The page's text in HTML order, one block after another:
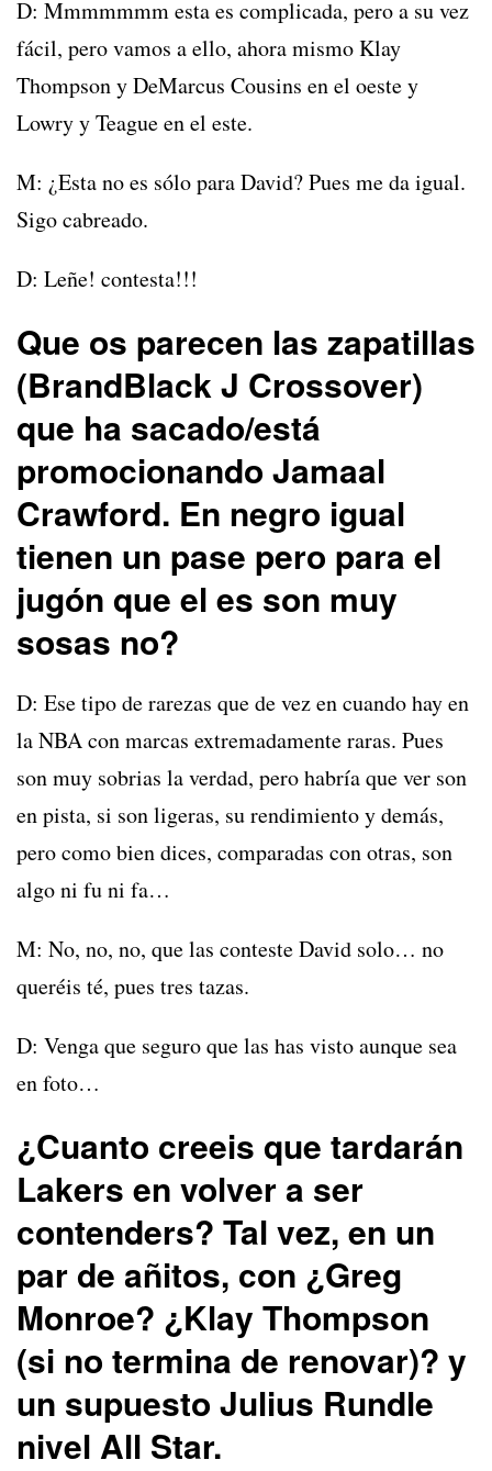
D: Mmmmmmm esta es complicada, pero a su vez
fácil, pero vamos a ello, ahora mismo Klay
Thompson y DeMarcus Cousins en el oeste y
Lowry y Teague en el este.
M: ¿Esta no es sólo para David? Pues me da igual.
Sigo cabreado.
D: Leñe! contesta!!!
Que os parecen las zapatillas
(BrandBlack J Crossover)
que ha sacado/está
promocionando Jamaal
Crawford. En negro igual
tienen un pase pero para el
jugón que el es son muy
sosas no?
D: Ese tipo de rarezas que de vez en cuando hay en
la NBA con marcas extremadamente raras. Pues
son muy sobrias la verdad, pero habría que ver son
en pista, si son ligeras, su rendimiento y demás,
pero como bien dices, comparadas con otras, son
algo ni fu ni fa…
M: No, no, no, que las conteste David solo… no
queréis té, pues tres tazas.
D: Venga que seguro que las has visto aunque sea
en foto…
¿Cuanto creeis que tardarán
Lakers en volver a ser
contenders? Tal vez, en un
par de añitos, con ¿Greg
Monroe? ¿Klay Thompson
(si no termina de renovar)? y
un supuesto Julius Rundle
nivel All Star.